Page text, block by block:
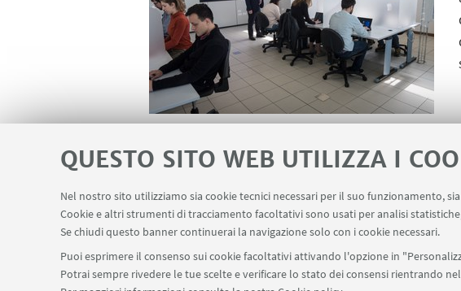
QUESTO SITO WEB UTILIZZA I
Nel nostro sito utilizziamo sia cookie tecnici necessari per il suo funzionamento,
Cookie e altri strumenti di tracciamento facoltativi sono usati per analisi
Se chiudi questo banner continuerai la navigazione solo con i cookie necessari.
Puoi esprimere il consenso sui cookie facoltativi attivando l'opzione in
Potrai sempre rivedere le tue scelte e verificare lo stato dei consensi rientrando
Viale Giuseppe Fanin 50 - 40127 Bologna (IT) - Secondo piano
distal.farelab@unibo.it